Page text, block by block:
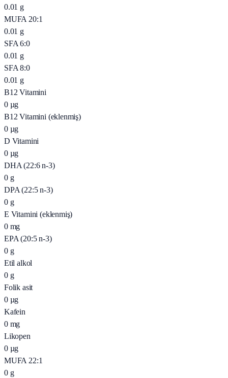
0.01 g
MUFA 20:1
0.01 g
SFA 6:0
0.01 g
SFA 8:0
0.01 g
B12 Vitamini
0 µg
B12 Vitamini (eklenmiş)
0 µg
D Vitamini
0 µg
DHA (22:6 n-3)
0 g
DPA (22:5 n-3)
0 g
E Vitamini (eklenmiş)
0 mg
EPA (20:5 n-3)
0 g
Etil alkol
0 g
Folik asit
0 µg
Kafein
0 mg
Likopen
0 µg
MUFA 22:1
0 g